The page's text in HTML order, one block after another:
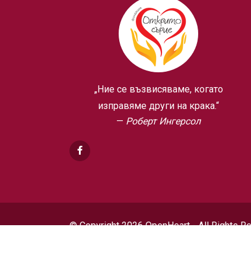
„Ние се възвисяваме, когато
изправяме други на крака.“
Роберт Ингерсол
© Copyright 2026 OpenHeart - All Rights